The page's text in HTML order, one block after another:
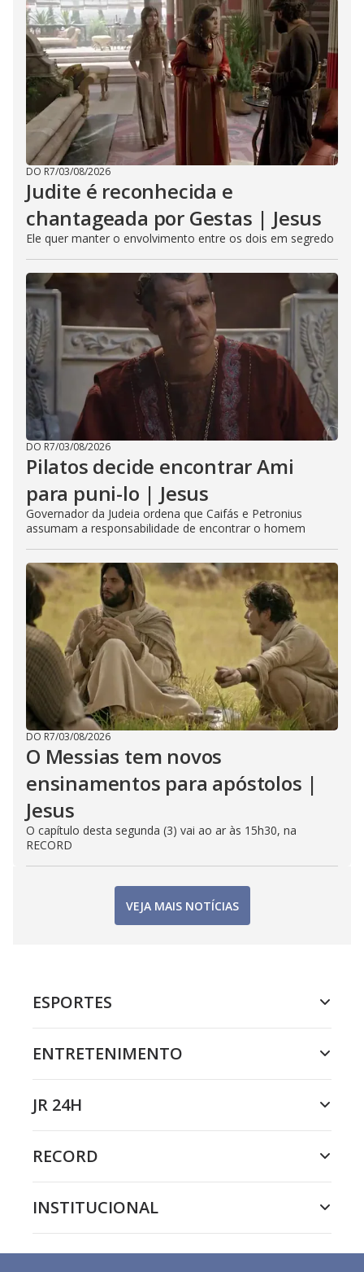
DO R7/03/08/2026
Judite é reconhecida e
chantageada por Gestas | Jesus
Ele quer manter o envolvimento entre os dois em segredo
DO R7/03/08/2026
Pilatos decide encontrar Ami
para puni-lo | Jesus
Governador da Judeia ordena que Caifás e Petronius
assumam a responsabilidade de encontrar o homem
DO R7/03/08/2026
O Messias tem novos
ensinamentos para apóstolos |
Jesus
O capítulo desta segunda (3) vai ao ar às 15h30, na
RECORD
VEJA MAIS NOTÍCIAS
ESPORTES
ENTRETENIMENTO
JR 24H
RECORD
INSTITUCIONAL